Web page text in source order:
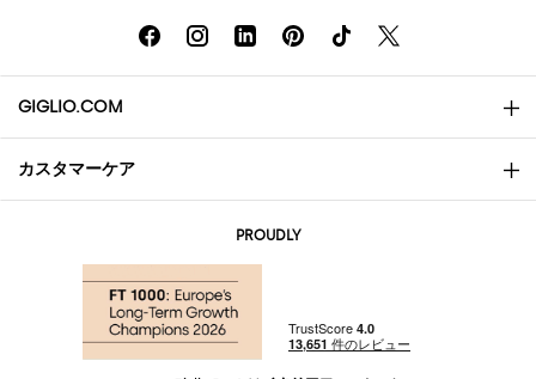
GIGLIO.COM
会社概要
Community Store
カスタマーケア
返品と返金
PROUDLY